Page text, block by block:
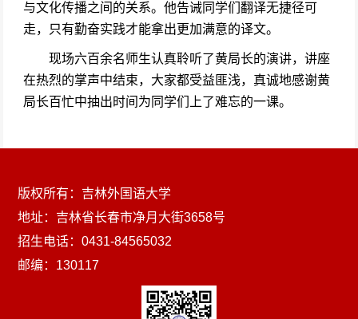
与文化传播之间的关系。他告诫同学们翻译无捷径可
走，只有勤奋实践才能拿出更加满意的译文。
现场六百余名师生认真聆听了黄局长的演讲，讲座
在热烈的掌声中结束，大家都受益匪浅，真诚地感谢黄
局长百忙中抽出时间为同学们上了难忘的一课。
版权所有：吉林外国语大学
地址：吉林省长春市净月大街3658号
招生电话：0431-84565032
邮编：130117